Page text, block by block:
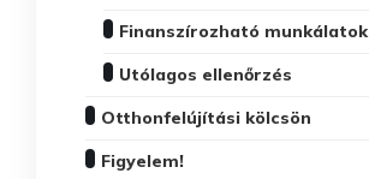
Finanszírozható munkálatok
Utólagos ellenőrzés
Otthonfelújítási kölcsön
Figyelem!